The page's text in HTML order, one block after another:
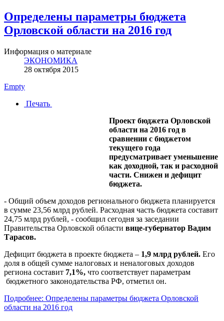
Определены параметры бюджета
Орловской области на 2016 год
Информация о материале
ЭКОНОМИКА
28 октября 2015
Empty
Печать
Проект бюджета Орловской
области на 2016 год в
сравнении с бюджетом
текущего года
предусматривает уменьшение
как доходной, так и расходной
части. Снижен и дефицит
бюджета.
- Общий объем доходов регионального бюджета планируется
в сумме 23,56 млрд рублей. Расходная часть бюджета составит
24,75 млрд рублей, - сообщил сегодня за заседании
Правительства Орловской области вице-губернатор Вадим
Тарасов.
Дефицит бюджета в проекте бюджета – 1,9 млрд рублей. Его
доля в общей сумме налоговых и неналоговых доходов
региона составит 7,1%, что соответствует параметрам
бюджетного законодательства РФ, отметил он.
Подробнее: Определены параметры бюджета Орловской
области на 2016 год